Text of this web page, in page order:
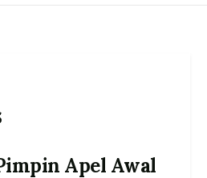
Apel Awal